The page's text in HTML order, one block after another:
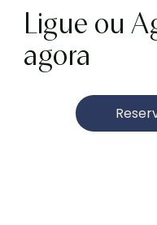
Ligue ou
agora